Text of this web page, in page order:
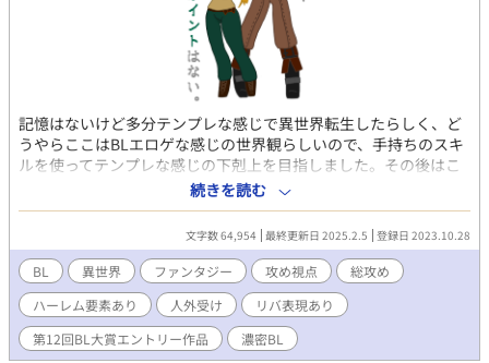
記憶はないけど多分テンプレな感じで異世界転生したらしく、ど
うやらここはBLエロゲな感じの世界観らしいので、手持ちのスキ
ルを使ってテンプレな感じの下剋上を目指しました。その後はこ
れもテンプレな感じで憧れのハーレムを作りたいと思います。 た
だし、セーブポイントはない。 溺愛攻め主人公×強気な魔法剣士
受け。あるいは気弱な獣人受け、生真面目な元騎士受け、人外受
け。基本的に主人公は攻めです。 表紙は現行のメインキャラ。ふ
んわりイメージですが増えたタイミングで表紙も増えたり変わっ
たりします。 最近ありがちなあれとかこれとか、全体的に節操の
ないR18とか、それからエログロナンセンスの同居を目指しまし
た。主題としてただただえっちいことが書きたかったというわけ
ではなくしっかりストーリーも作りたくなったので、所によって
続きを読む
文字数 64,954 最終更新日 2025.2.5 登録日 2023.10.28
BL 異世界 ファンタジー 攻め視点
総攻め
ハーレム要素あり
人外受け
リバ表現あり
第12回BL大賞エントリー作品
濃密BL